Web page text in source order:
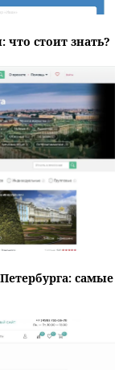
стоит знать?
самые